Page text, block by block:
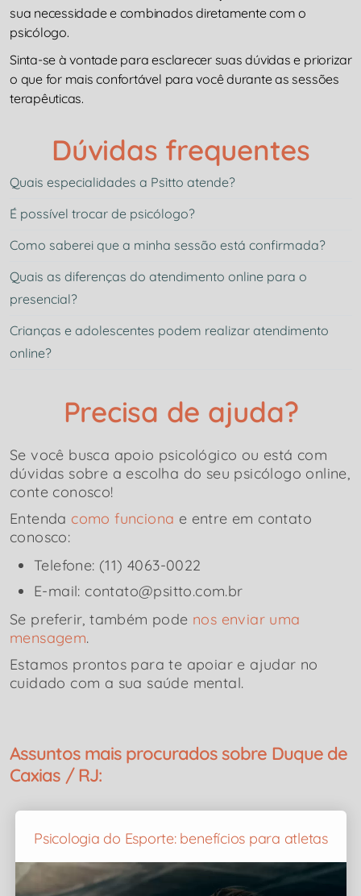
sua necessidade e combinados diretamente com o
psicólogo.
Sinta-se à vontade para esclarecer suas dúvidas e priorizar
o que for mais confortável para você durante as sessões
terapêuticas.
Dúvidas frequentes
Quais especialidades a Psitto atende?
É possível trocar de psicólogo?
Como saberei que a minha sessão está confirmada?
Quais as diferenças do atendimento online para o
presencial?
Crianças e adolescentes podem realizar atendimento
online?
Precisa de ajuda?
Se você busca apoio psicológico ou está com
dúvidas sobre a escolha do seu psicólogo online,
conte conosco!
Entenda como funciona e entre em contato
conosco:
Telefone: (11) 4063-0022
E-mail: contato@psitto.com.br
Se preferir, também pode nos enviar uma
mensagem.
Estamos prontos para te apoiar e ajudar no
cuidado com a sua saúde mental.
Assuntos mais procurados sobre Duque de
Caxias / RJ:
Psicologia do Esporte: benefícios para atletas